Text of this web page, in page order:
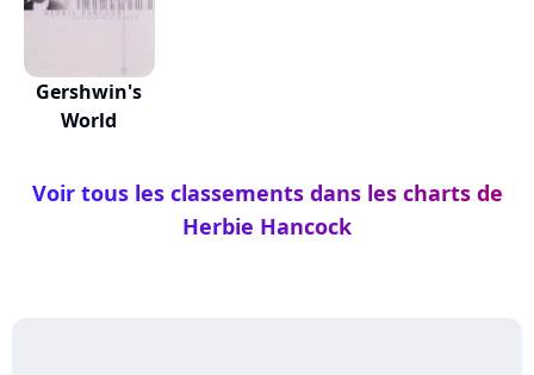
Gershwin's
World
Voir tous les classements dans les charts de
Herbie Hancock